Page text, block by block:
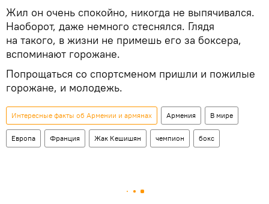
Жил он очень спокойно, никогда не выпячивался.
Наоборот, даже немного стеснялся. Глядя
на такого, в жизни не примешь его за боксера,
вспоминают горожане.
Попрощаться со спортсменом пришли и пожилые
горожане, и молодежь.
Интересные факты об Армении и армянах Армения В мире
Европа Франция Жак Кешишян чемпион бокс